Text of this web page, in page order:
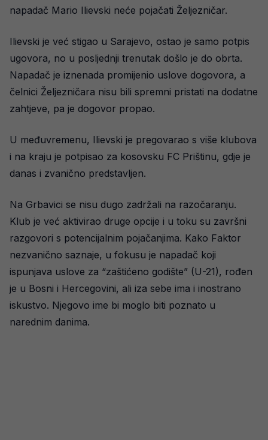
napadač Mario Ilievski neće pojačati Željezničar.
Ilievski je već stigao u Sarajevo, ostao je samo potpis
ugovora, no u posljednji trenutak došlo je do obrta.
Napadač je iznenada promijenio uslove dogovora, a
čelnici Željezničara nisu bili spremni pristati na dodatne
zahtjeve, pa je dogovor propao.
U međuvremenu, Ilievski je pregovarao s više klubova
i na kraju je potpisao za kosovsku FC Prištinu, gdje je
danas i zvanično predstavljen.
Na Grbavici se nisu dugo zadržali na razočaranju.
Klub je već aktivirao druge opcije i u toku su završni
razgovori s potencijalnim pojačanjima. Kako Faktor
nezvanično saznaje, u fokusu je napadač koji
ispunjava uslove za “zaštićeno godište” (U-21), rođen
je u Bosni i Hercegovini, ali iza sebe ima i inostrano
iskustvo. Njegovo ime bi moglo biti poznato u
narednim danima.